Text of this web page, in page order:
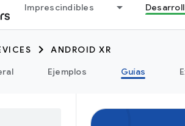
Imprescindibles
ANDROID XR
Ejemplos Guías